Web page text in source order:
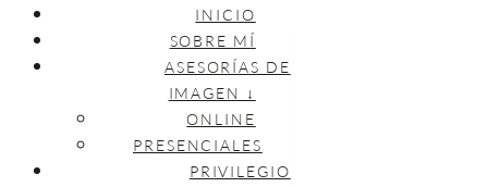
INICIO
SOBRE MÍ
ASESORÍAS DE
IMAGEN ↓
ONLINE
PRESENCIALES
PRIVILEGIO